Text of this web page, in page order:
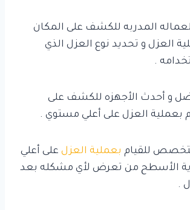
المدربه للكشف على المكان
العزل و تحديد نوع العزل الذي
.
و أحدث الأجهزه للكشف على
بعملية العزل على أعلي مستوي .
للقيام بعملية العزل على أعلي
الأسطح من تعرض لأي مشكله بعد
.